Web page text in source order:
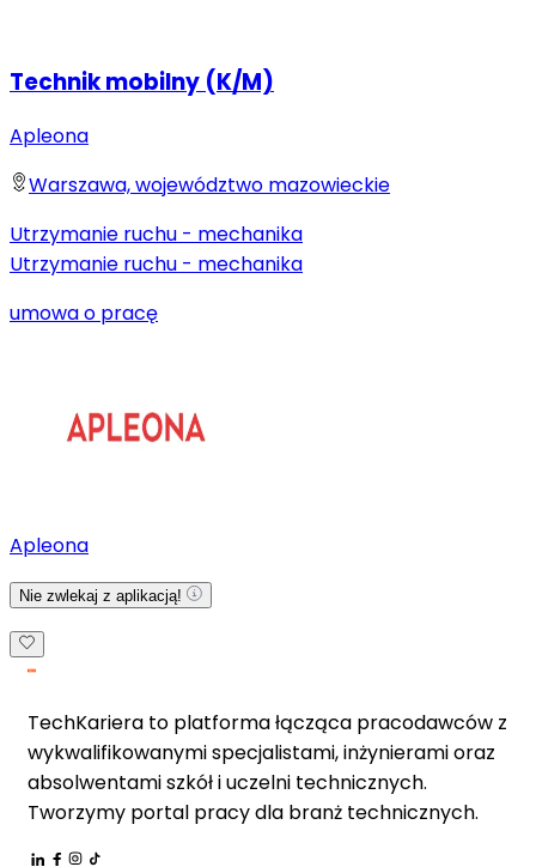
Technik mobilny (K/M)
Apleona
Warszawa, województwo mazowieckie
Utrzymanie ruchu - mechanika
Utrzymanie ruchu - mechanika
umowa o pracę
Apleona
Nie zwlekaj z aplikacją!
TechKariera to platforma łącząca pracodawców z
wykwalifikowanymi specjalistami, inżynierami oraz
absolwentami szkół i uczelni technicznych.
Tworzymy portal pracy dla branż technicznych.